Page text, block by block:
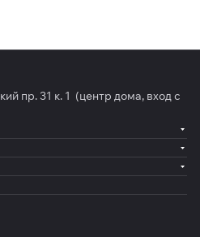
пр. 31 к. 1 (центр дома, вход с